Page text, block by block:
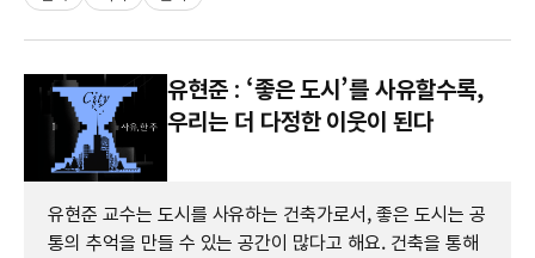
유현준 : ‘좋은 도시’를 사유할수록,
우리는 더 다정한 이웃이 된다
유현준 교수는 도시를 사유하는 건축가로서, 좋은 도시는 공
통의 추억을 만들 수 있는 공간이 많다고 해요. 건축을 통해